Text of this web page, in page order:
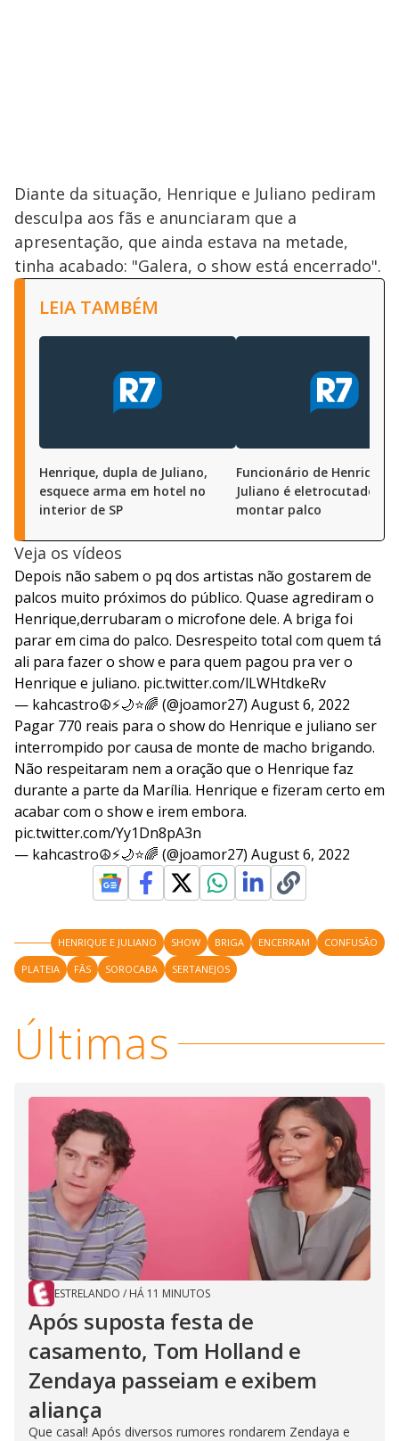
Diante da situação, Henrique e Juliano pediram
desculpa aos fãs e anunciaram que a
apresentação, que ainda estava na metade,
tinha acabado: "Galera, o show está encerrado".
LEIA TAMBÉM
Henrique, dupla de Juliano,
esquece arma em hotel no
interior de SP
Funcionário de Henrique e
Juliano é eletrocutado ao
montar palco
Veja os vídeos
Depois não sabem o pq dos artistas não gostarem de
palcos muito próximos do público. Quase agrediram o
Henrique,derrubaram o microfone dele. A briga foi
parar em cima do palco. Desrespeito total com quem tá
ali para fazer o show e para quem pagou pra ver o
Henrique e juliano. pic.twitter.com/lLWHtdkeRv
— kahcastro☮️⚡️🌙⭐️🌈 (@joamor27) August 6, 2022
Pagar 770 reais para o show do Henrique e juliano ser
interrompido por causa de monte de macho brigando.
Não respeitaram nem a oração que o Henrique faz
durante a parte da Marília. Henrique e fizeram certo em
acabar com o show e irem embora.
pic.twitter.com/Yy1Dn8pA3n
— kahcastro☮️⚡️🌙⭐️🌈 (@joamor27) August 6, 2022
HENRIQUE E JULIANO SHOW BRIGA ENCERRAM
CONFUSÃO
PLATEIA
FÃS SOROCABA SERTANEJOS
Últimas
ESTRELANDO / HÁ 11 MINUTOS
Após suposta festa de
casamento, Tom Holland e
Zendaya passeiam e exibem
aliança
Que casal! Após diversos rumores rondarem Zendaya e